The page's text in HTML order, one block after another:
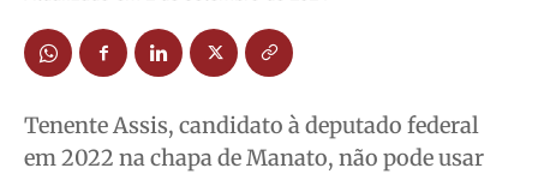
Educação
Meio Ambiente
Saúde
Educação
Meio Ambiente
Saúde
Educação
Meio Ambiente
Saúde
Educação
Meio Ambiente
Saúde
Tenente Assis, candidato à deputado federal
em 2022 na chapa de Manato, não pode usar